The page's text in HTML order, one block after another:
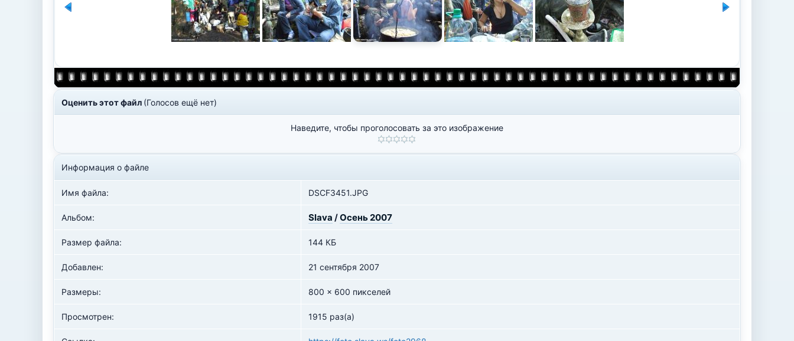
Оценить этот файл (Голосов ещё нет)
Наведите, чтобы проголосовать за это изображение
Информация о файле
Имя файла: DSCF3451.JPG
Альбом: Slava /Осень 2007
Размер файла: 144 КБ
Добавлен: 21 сентября 2007
Размеры: 800 x 600 пикселей
Просмотрен: 1915 раз(а)